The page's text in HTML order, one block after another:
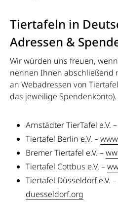
Tiertafeln in
Adressen &
Wir würden uns freuen,
nennen Ihnen abschließend
an Webadressen von
das jeweilige Spendenkonto).
Arnstädter TierTafel e.V. –
Tiertafel Berlin e.V. –
Bremer Tiertafel e.V. –
Tiertafel Cottbus e.V. –
Tiertafel Düsseldorf e.V. –
duesseldorf.org